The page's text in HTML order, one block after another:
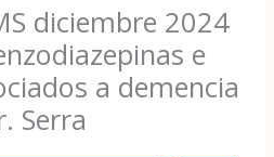
diciembre 2024
e
a demencia
Serra